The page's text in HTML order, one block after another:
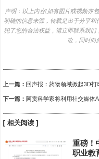
声明：以上内容(如有图片或视频亦
明确的信息来源，转载是出于分享
犯了您的合法权益，请立即联系我
改，同时向
上一篇： 回声报：药物领域掀起3D打
下一篇： 阿贡科学家将利用社交媒体
[ 相关阅读 ]
重磅！
职业教